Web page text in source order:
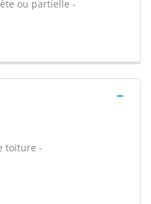
ou partielle -
toiture -